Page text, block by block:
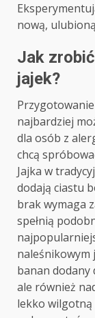
nową,
Jak
jajek?
najbardziej
dla osób z
chcą
Jajka w
dodają ciastu
brak wymaga
spełnią
naleśnikowym
banan dodany
ale również
lekko wilgotną